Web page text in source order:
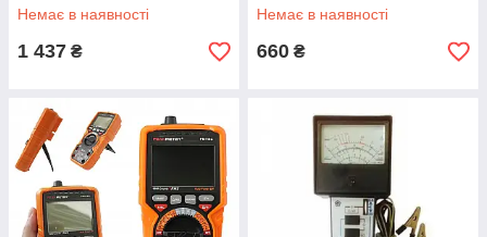
Немає в наявності
1 437 ₴
Немає в наявності
660 ₴